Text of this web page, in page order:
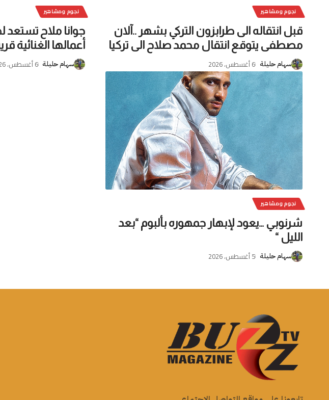
نجوم ومشاهير
قبل انتقاله الى طرابزون التركي بشهر ..آلان
مصطفى يتوقع انتقال محمد صلاح الى تركيا
سهام حليلة 6 أغسطس، 2026
نجوم ومشاهير
جوانا ملاح تستعد
أعمالها الغنائية
سهام حليلة 6 أغسطس، 2026
نجوم ومشاهير
شرنوبي …يعود لإبهار جمهوره بألبوم “بعد
الليل “
سهام حليلة 5 أغسطس، 2026